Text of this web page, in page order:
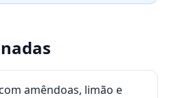
amêndoas, limão e